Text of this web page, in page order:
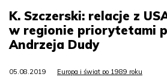
K. Szczerski: relacje z
w regionie priorytetami
Andrzeja Dudy
05.08.2019 Europa i świat po 1989 roku